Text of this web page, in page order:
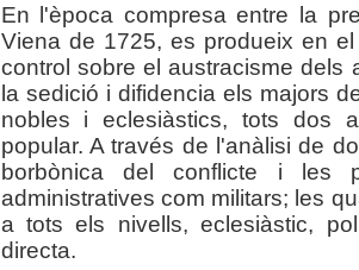
En l'època compresa entre la
Viena de 1725, es produeix en
control sobre el austracisme dels
la sedició i difidencia els majors
nobles i eclesiàstics, tots dos
popular. A través de l'anàlisi de
borbònica del conflicte i les
administratives com militars; les
a tots els nivells, eclesiàstic,
directa.